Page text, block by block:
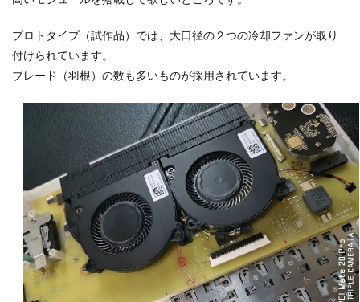
プロトタイプ（試作品）では、大口径の２つの冷却ファンが取り
付けられています。
ブレード（羽根）の数も多いものが採用されています。